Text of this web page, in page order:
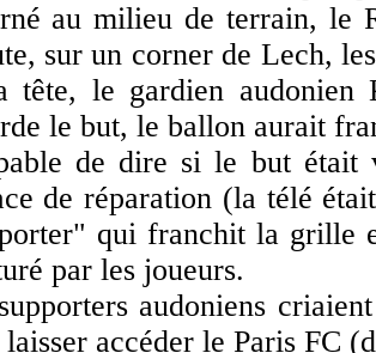
au milieu de terrain, le
sur un corner de Lech,
tête, le gardien
le but, le ballon aurait
de dire si le but était
de réparation (la télé
qui franchit la grille
par les joueurs.
audoniens
accéder le Paris FC